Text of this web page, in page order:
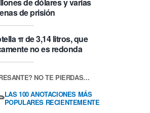
de prisión
π de 3,14 litros, que
no es redonda
NO TE PIERDAS…
LAS 100 ANOTACIONES MÁS
POPULARES RECIENTEMENTE